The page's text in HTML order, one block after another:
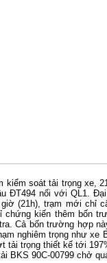
kiểm soát tải trọng xe,
ĐT494 nối với QL1.
(21h), trạm mới chỉ
chứng kiến thêm bốn
Cả bốn trường hợp
nghiêm trọng như xe
tải trọng thiết kế tới
BKS 90C-00799 chở